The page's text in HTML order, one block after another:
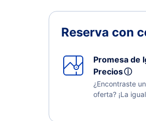
Reserva con
Promesa de
Preciosⓘ
¿Encontraste
oferta? ¡La